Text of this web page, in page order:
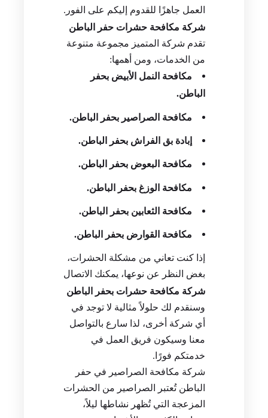
العمل جاهزًا للقدوم إليكم على الفور.
شركة مكافحة حشرات حفر الباطن
تقدم شركة المتميز مجموعة متنوعة
من الخدمات، ومن أهمها:
مكافحة النمل الأبيض بحفر
الباطن.
مكافحة الصراصير بحفر الباطن.
إبادة بق الفراش بحفر الباطن.
مكافحة البعوض بحفر الباطن.
مكافحة الوزغ بحفر الباطن.
مكافحة الثعابين بحفر الباطن.
مكافحة القوارض بحفر الباطن.
إذا كنت تعاني من مشكلة الحشرات،
بغض النظر عن نوعها، يمكنك الاتصال
شركة مكافحة حشرات بحفر الباطن
وسنقدم لك حلولاً مثالية لا توجد في
أي شركة أخرى، لذا سارع بالتواصل
معنا وسيكون فريق العمل في
خدمتكم فورًا.
شركة مكافحة الصراصير في حفر
الباطن تُعتبر الصراصير من الحشرات
المزعجة التي تُظهر نشاطها ليلاً،